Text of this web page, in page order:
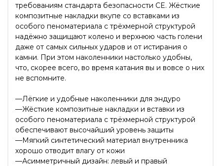
требованиям стандарта безопасности CE. Жёсткие
композитные накладки вкупе со вставками из
особого пеноматериала с трёхмерной структурой
надёжно защищают колено и верхнюю часть голени
даже от самых сильных ударов и от истирания о
камни. При этом наколенники настолько удобны,
что, скорее всего, во время катания вы и вовсе о них
не вспомните.
—Лёгкие и удобные наколенники для эндуро
—Жёсткие композитные накладки и вставки из
особого пеноматериала с трёхмерной структурой
обеспечивают высочайший уровень защиты
—Мягкий синтетический материал внутренника
хорошо отводит влагу от кожи
—Асимметричный дизайн: левый и правый